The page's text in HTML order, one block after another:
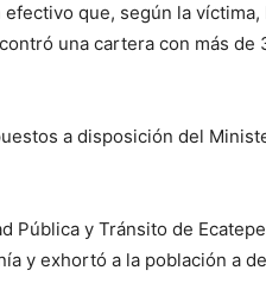
que, según la
una cartera con más
a disposición del
Pública y Tránsito de
y exhortó a la población a